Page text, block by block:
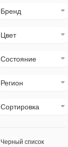
Бренд
Цвет
Состояние
Регион
Сортировка
Черный список